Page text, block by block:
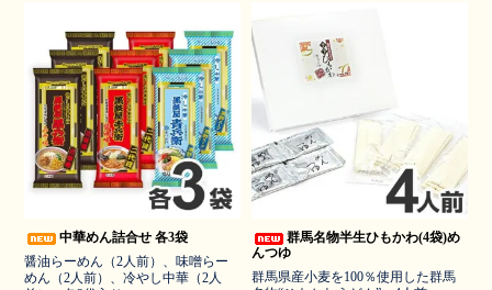
中華めん詰合せ 各3袋
醤油らーめん（2人前）、味噌らー
めん（2人前）、冷やし中華（2人
群馬名物半生ひもかわ(4袋)め
んつゆ
群馬県産小麦を100％使用した群馬